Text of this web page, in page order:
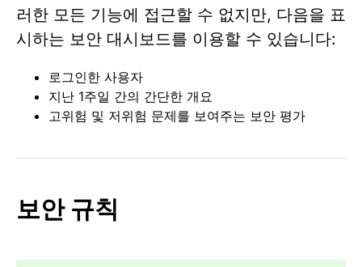
러한 모든 기능에 접근할 수 없지만, 다음을 표
시하는 보안 대시보드를 이용할 수 있습니다:
로그인한 사용자
지난 1주일 간의 간단한 개요
고위험 및 저위험 문제를 보여주는 보안 평가
보안 규칙